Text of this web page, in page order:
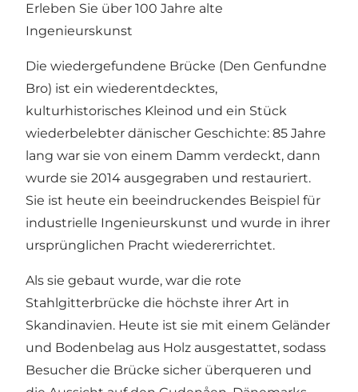
Erleben Sie über 100 Jahre alte
Ingenieurskunst
Die wiedergefundene Brücke (Den Genfundne
Bro) ist ein wiederentdecktes,
kulturhistorisches Kleinod und ein Stück
wiederbelebter dänischer Geschichte: 85 Jahre
lang war sie von einem Damm verdeckt, dann
wurde sie 2014 ausgegraben und restauriert.
Sie ist heute ein beeindruckendes Beispiel für
industrielle Ingenieurskunst und wurde in ihrer
ursprünglichen Pracht wiedererrichtet.
Als sie gebaut wurde, war die rote
Stahlgitterbrücke die höchste ihrer Art in
Skandinavien. Heute ist sie mit einem Geländer
und Bodenbelag aus Holz ausgestattet, sodass
Besucher die Brücke sicher überqueren und